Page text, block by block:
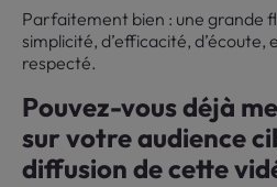
Parfaitement bien : une grande
simplicité, d’efficacité,
respecté.
Pouvez-vous déjà
sur votre audience
diffusion de cette